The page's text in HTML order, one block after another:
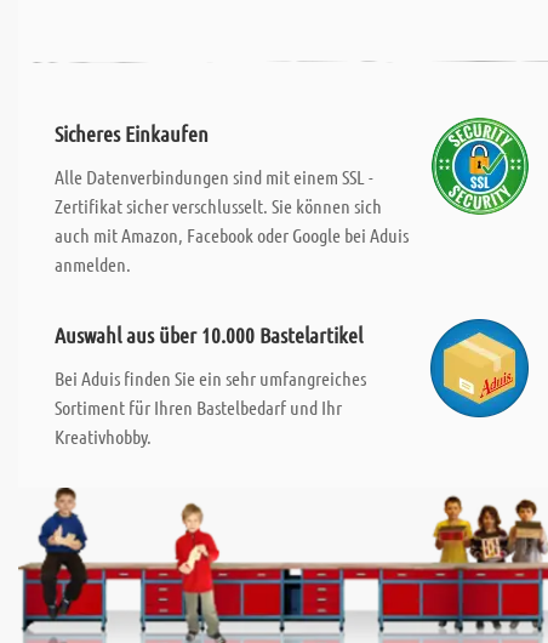
Sicheres Einkaufen
Alle Datenverbindungen sind mit einem SSL -
Zertifikat sicher verschlusselt. Sie können sich
auch mit Amazon, Facebook oder Google bei Aduis
anmelden.
Auswahl aus über 10.000 Bastelartikel
Bei Aduis finden Sie ein sehr umfangreiches
Sortiment für Ihren Bastelbedarf und Ihr
Kreativhobby.